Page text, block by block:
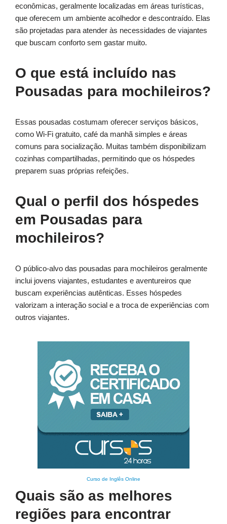
econômicas, geralmente localizadas em áreas turísticas,
que oferecem um ambiente acolhedor e descontraído. Elas
são projetadas para atender às necessidades de viajantes
que buscam conforto sem gastar muito.
O que está incluído nas
Pousadas para mochileiros?
Essas pousadas costumam oferecer serviços básicos,
como Wi-Fi gratuito, café da manhã simples e áreas
comuns para socialização. Muitas também disponibilizam
cozinhas compartilhadas, permitindo que os hóspedes
preparem suas próprias refeições.
Qual o perfil dos hóspedes
em Pousadas para
mochileiros?
O público-alvo das pousadas para mochileiros geralmente
inclui jovens viajantes, estudantes e aventureiros que
buscam experiências autênticas. Esses hóspedes
valorizam a interação social e a troca de experiências com
outros viajantes.
Curso de Inglês Online
Quais são as melhores
regiões para encontrar